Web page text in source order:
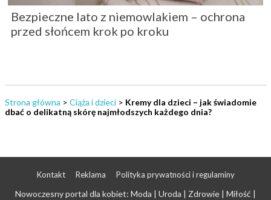
Bezpieczne lato z niemowlakiem – ochrona
przed słońcem krok po kroku
Strona główna > Ciąża i dzieci > Kremy dla dzieci – jak świadomie
dbać o delikatną skórę najmłodszych każdego dnia?
Kontakt Reklama Polityka prywatności i regulaminy
Nowoczesny portal dla kobiet: Moda | Uroda | Zdrowie | Miłość |